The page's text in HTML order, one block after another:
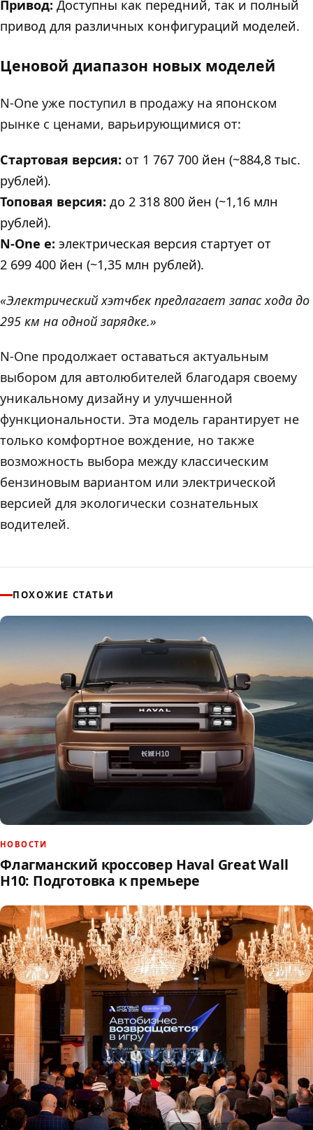
Привод: Доступны как передний, так и полный
привод для различных конфигураций моделей.
Ценовой диапазон новых моделей
N-One уже поступил в продажу на японском
рынке с ценами, варьирующимися от:
Стартовая версия: от 1 767 700 йен (~884,8 тыс.
рублей).
Топовая версия: до 2 318 800 йен (~1,16 млн
рублей).
N-One e: электрическая версия стартует от
2 699 400 йен (~1,35 млн рублей).
«Электрический хэтчбек предлагает запас хода до
295 км на одной зарядке.»
N-One продолжает оставаться актуальным
выбором для автолюбителей благодаря своему
уникальному дизайну и улучшенной
функциональности. Эта модель гарантирует не
только комфортное вождение, но также
возможность выбора между классическим
бензиновым вариантом или электрической
версией для экологически сознательных
водителей.
ПОХОЖИЕ СТАТЬИ
НОВОСТИ
Флагманский кроссовер Haval Great Wall
H10: Подготовка к премьере